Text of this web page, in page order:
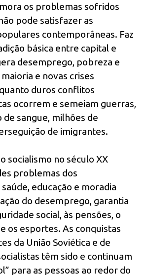
os problemas sofridos
pode satisfazer as
contemporâneas. Faz
básica entre capital e
desemprego, pobreza e
e novas crises
duros conflitos
ocorrem e semeiam guerras,
sangue, milhões de
de imigrantes.
socialismo no século XX
problemas dos
educação e moradia
do desemprego, garantia
social, às pensões, o
os esportes. As conquistas
da União Soviética e de
têm sido e continuam
para as pessoas ao redor do